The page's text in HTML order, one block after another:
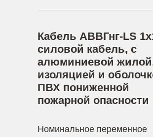
Кабель АВВГнг-LS
силовой кабель, с
алюминиевой
изоляцией и
ПВХ пониженной
пожарной опасности
Номинальное переменное